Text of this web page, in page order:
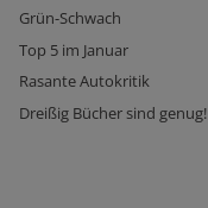
Grün-Schwach
Top 5 im Januar
Rasante Autokritik
Dreißig Bücher sind genug!